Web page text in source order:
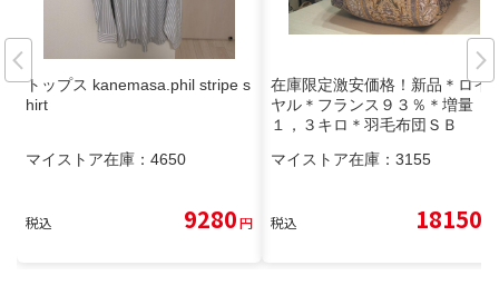
トップス kanemasa.phil stripe s
hirt
マイストア在庫： 4650
税込 9280円
在庫限定激安価格！新品＊ロイ
ヤル＊フランス９３％＊増量
１，３キロ＊羽毛布団ＳＢ
マイストア在庫： 3155
税込 18150